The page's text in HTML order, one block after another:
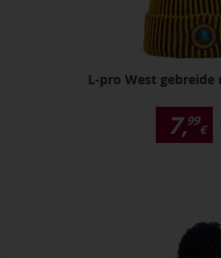
L-pro West
7,99
€